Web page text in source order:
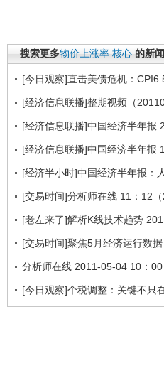
搜索更多物价上涨率 核心 的新闻
[今日观察]直击美债危机：
[经济信息联播]整期视频（
[经济信息联播]中国经济半年报
[经济信息联播]中国经济半年报
[经济半小时]中国经济半年报：
[交易时间]分析师在线 11：12（
[老左来了]解析K线技术趋势
[交易时间]聚焦5月经济运行数据
分析师在线 2011-05-04 10：00
[今日观察]个税调整：关键不只